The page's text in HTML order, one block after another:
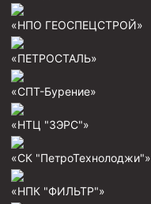
Муфта ОТТМ 146
Муфта БТС 324
Муфта БТС 168
Муфта ОТТМ 127
Муфта БТС 146
«НПО ГЕОСПЕЦСТРОЙ»
«ПЕТРОСТАЛЬ»
«СПТ-Бурение»
«НТЦ "ЗЭРС"»
«СК "ПетроТехнолоджи"»
«НПК "ФИЛЬТР"»